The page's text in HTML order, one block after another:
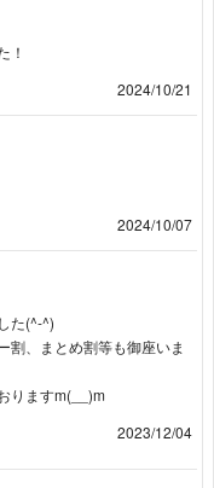
！
2024/10/21
2024/10/07
た(^-^)
割、まとめ割等も御座いま
りますm(__)m
2023/12/04